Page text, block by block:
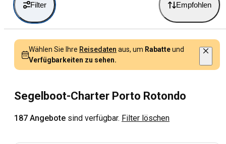
Filter Empfohlen
Wählen Sie Ihre Reisedaten aus, um Rabatteund
Verfügbarkeiten zu sehen.
Segelboot-Charter Porto Rotondo
187 Angebote sind verfügbar. Filter löschen